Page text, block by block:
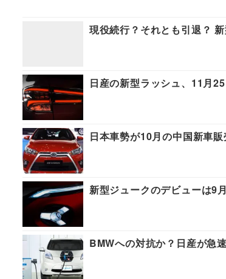
現役続行？それとも引退？
日産の新型ラッシュ、11月
日本車勢が10月の中国新車
新型ジュークのデビューは9
BMWへの対抗か？日産が急